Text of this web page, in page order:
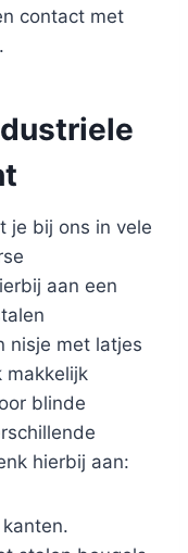
contact met
je bij ons in vele
aan een
nisje met latjes
makkelijk
blinde
hierbij aan: